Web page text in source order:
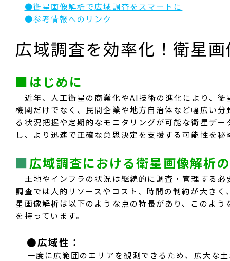
●衛星画像解析で広域調査をスマートに
●参考情報へのリンク
広域調査を効率化！衛星
■ はじめに
近年、人工衛星の商業化やAI技術の進化により、衛
機関だけでなく、民間企業や地方自治体など幅広い
る状況把握や定期的なモニタリングが可能な衛星デ
し、より迅速で正確な意思決定を支援する可能性を秘
■広域調査における衛星画像解析
土地やインフラの状況は継続的に調査・管理する必
調査では人的リソースやコスト、時間の制約が大き
星画像解析は以下のような点の特長があり、このよ
を持っています。
●広域性：
一度に広範囲のエリアを観測できるため、広大な